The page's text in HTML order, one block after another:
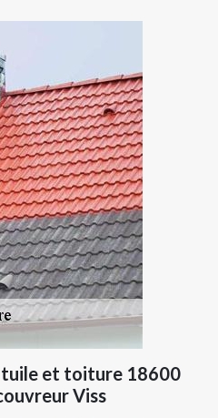
tuile et toiture 18600
Viss